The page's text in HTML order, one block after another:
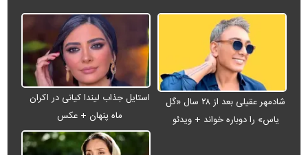
شادمهر عقیلی بعد از ۲۸ سال «گل
یاس» را دوباره خواند + ویدئو
استایل جذاب لیندا کیانی در اکران
ماه پنهان + عکس